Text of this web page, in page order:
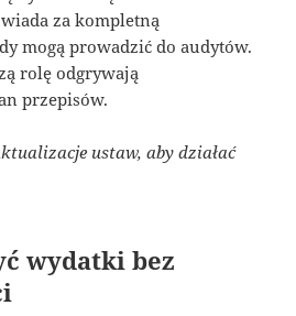
za kompletną
mogą prowadzić do audytów.
rolę odgrywają
przepisów.
ustaw, aby działać
wydatki bez